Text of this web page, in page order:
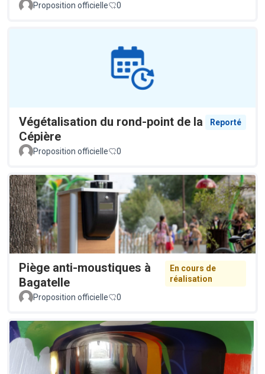
Proposition officielle 0
Végétalisation du rond-point de la
Cépière
Reporté
Proposition officielle 0
Piège anti-moustiques à
Bagatelle
En cours de
réalisation
Proposition officielle
0